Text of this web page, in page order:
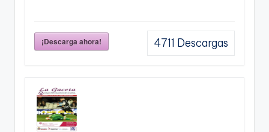
¡Descarga ahora! 4711 Descargas